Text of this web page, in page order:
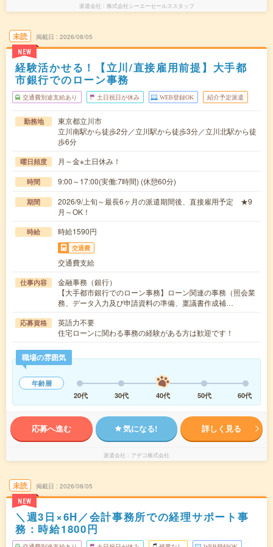
派遣会社 株式会社シーエーセールススタッフ
未読
NEW
掲載日 2026/08/05
経験活かせる！【立川/直接雇用前提】大手都
市銀行でのローン事務
交通費別途支給あり 土日祝日が休み WEB登録OK 紹介予定派遣
勤務地
東京都立川市
立川南駅から徒歩2分／立川駅から徒歩3分／立川北駅から徒
歩6分
曜日頻度 月～金※土日休み！
時間 9:00～17:00(実働:7時間) (休憩60分)
期間
2026/9/上旬～最長6ヶ月の派遣期間後、直接雇用予定 ★9
月～OK！
時給 時給1590円
交通費
交通費支給
仕事内容
金融事務（銀行）
【大手都市銀行でのローン事務】ローン関連の事務（照会業
務、データ入力及び申請資料の準備、稟議書作成補…
応募資格
英語力不要
住宅ローンに関わる事務の経験がある方は歓迎です！
職場の雰囲気
年齢層
20代
30代 40代 50代 60代
応募へ進む 気になる! 詳しく見る
派遣会社 アデコ株式会社
未読
NEW
掲載日 2026/08/05
＼週3日×6H／会計事務所での経理サポート事
務：時給1800円